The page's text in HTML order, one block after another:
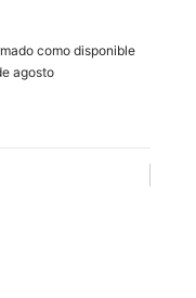
como disponible
agosto